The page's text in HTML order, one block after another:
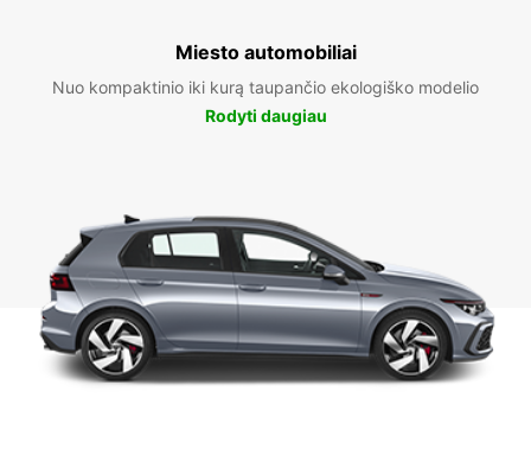
Miesto automobiliai
Nuo kompaktinio iki kurą taupančio ekologiško modelio
Rodyti daugiau